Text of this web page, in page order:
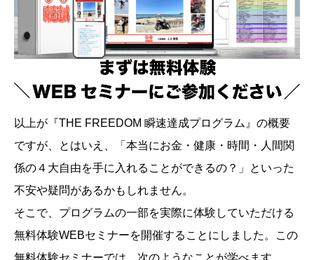
以上が『THE FREEDOM 瞬速達成プログラム』の概要
ですが、とはいえ、「本当にお金・健康・時間・人間関
係の４大自由を手に入れることができるの？」といった
不安や疑問があるかもしれません。
そこで、プログラムの一部を実際に体験していただける
無料体験WEBセミナーを開催することにしました。この
無料体験セミナーでは、次のようなことが学べます。